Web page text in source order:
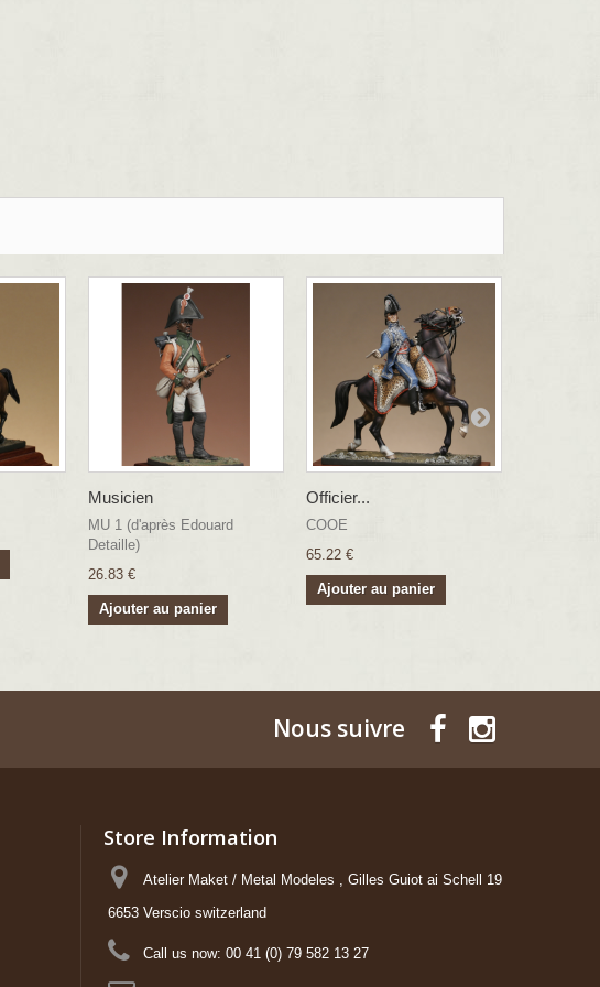
Musicien
MU 1 (d'après Edouard
Detaille)
26.83 €
Ajouter au panier
Officier...
COOE
65.22 €
Ajouter au panier
Nous suivre
Store Information
Atelier Maket / Metal Modeles , Gilles Guiot ai Schell 19
6653 Verscio switzerland
Call us now: 00 41 (0) 79 582 13 27